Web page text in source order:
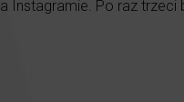
Instagramie. Po raz trzeci